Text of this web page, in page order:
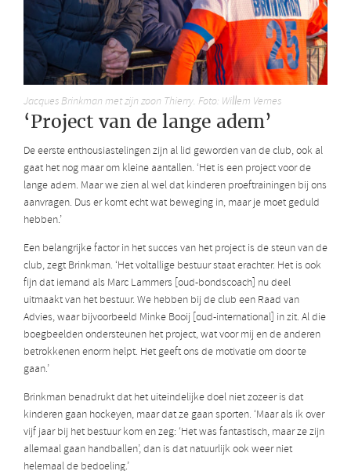
Jacques Brinkman met zijn zoon Thierry. Foto: Willem Vernes
‘Project van de lange adem’
De eerste enthousiastelingen zijn al lid geworden van de club, ook al
gaat het nog maar om kleine aantallen. ‘Het is een project voor de
lange adem. Maar we zien al wel dat kinderen proeftrainingen bij ons
aanvragen. Dus er komt echt wat beweging in, maar je moet geduld
hebben.’
Een belangrijke factor in het succes van het project is de steun van de
club, zegt Brinkman. ‘Het voltallige bestuur staat erachter. Het is ook
fijn dat iemand als Marc Lammers [oud-bondscoach] nu deel
uitmaakt van het bestuur. We hebben bij de club een Raad van
Advies, waar bijvoorbeeld Minke Booij [oud-international] in zit. Al die
boegbeelden ondersteunen het project, wat voor mij en de anderen
betrokkenen enorm helpt. Het geeft ons de motivatie om door te
gaan.’
Brinkman benadrukt dat het uiteindelijke doel niet zozeer is dat
kinderen gaan hockeyen, maar dat ze gaan sporten. ‘Maar als ik over
vijf jaar bij het bestuur kom en zeg: ‘Het was fantastisch, maar ze zijn
allemaal gaan handballen’, dan is dat natuurlijk ook weer niet
helemaal de bedoeling.’